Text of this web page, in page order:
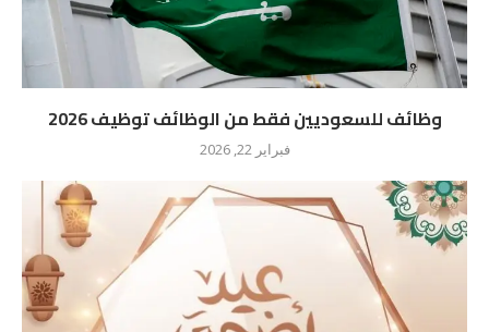
وظائف للسعوديين فقط من الوظائف توظيف 2026
فبراير 22, 2026